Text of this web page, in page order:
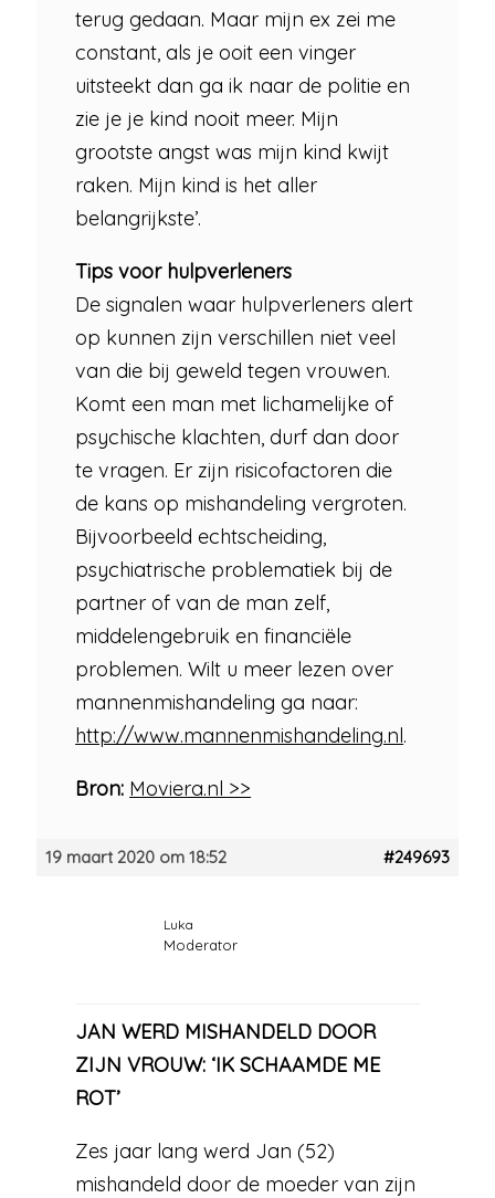
terug gedaan. Maar mijn ex zei me
constant, als je ooit een vinger
uitsteekt dan ga ik naar de politie en
zie je je kind nooit meer. Mijn
grootste angst was mijn kind kwijt
raken. Mijn kind is het aller
belangrijkste’.
Tips voor hulpverleners
De signalen waar hulpverleners alert
op kunnen zijn verschillen niet veel
van die bij geweld tegen vrouwen.
Komt een man met lichamelijke of
psychische klachten, durf dan door
te vragen. Er zijn risicofactoren die
de kans op mishandeling vergroten.
Bijvoorbeeld echtscheiding,
psychiatrische problematiek bij de
partner of van de man zelf,
middelengebruik en financiële
problemen. Wilt u meer lezen over
mannenmishandeling ga naar:
http://www.mannenmishandeling.nl.
Bron: Moviera.nl >>
19 maart 2020 om 18:52 #249693
Luka
Moderator
JAN WERD MISHANDELD DOOR
ZIJN VROUW: ‘IK SCHAAMDE ME
ROT’
Zes jaar lang werd Jan (52)
mishandeld door de moeder van zijn